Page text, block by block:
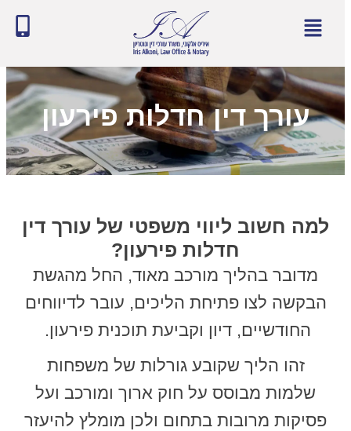
עורך דין חדלות פירעון
למה חשוב ליווי משפטי של עורך דין
חדלות פירעון?
מדובר בהליך מורכב מאוד, החל מהגשת
הבקשה לצו פתיחת הליכים, עובר לדיווחים
החודשיים, דיון וקביעת תוכנית פירעון.
זהו הליך שקובע גורלות של משפחות
שלמות מבוסס על חוק ארוך ומורכב ועל
פסיקות מרובות בתחום ולכן מומלץ להיעזר